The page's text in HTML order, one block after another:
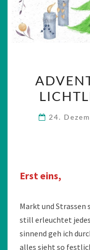
24.
Erst eins,
Markt und Strassen
still erleuchtet
sinnend geh ich
alles sieht so